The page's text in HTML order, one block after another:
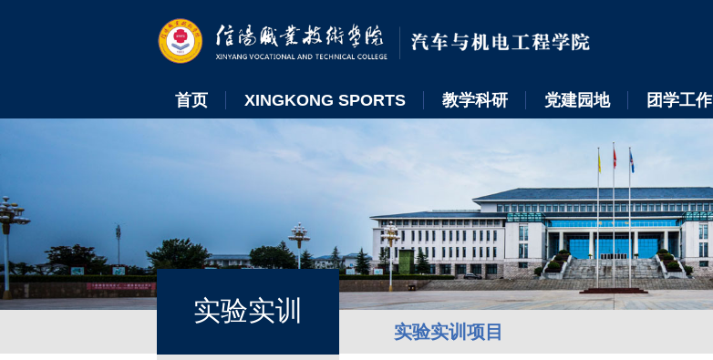
首页 XINGKONG SPORTS 教学科研 党建园地 团学工作
实验实训
实验实训项目